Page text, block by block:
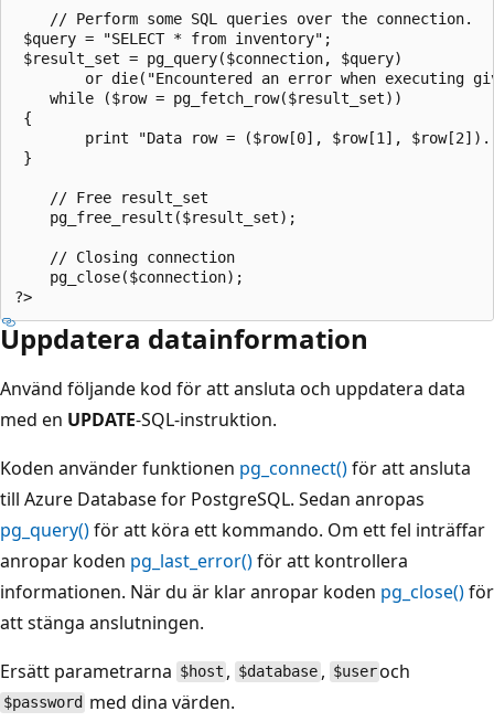
// Perform some SQL queries over the connection.
$query = "SELECT * from inventory";
$result_set = pg_query($connection, $query)
or die("Encountered an error when executing
while ($row = pg_fetch_row($result_set))
{
print "Data row = ($row[0], $row[1], $row[2]).
}
// Free result_set
pg_free_result($result_set);
// Closing connection
pg_close($connection);
Uppdatera datainformation
Använd följande kod för att ansluta och uppdatera data
med en UPDATE-SQL-instruktion.
Koden använder funktionen pg_connect()för att ansluta
till Azure Database for PostgreSQL. Sedan anropas
pg_query()för att köra ett kommando. Om ett fel inträffar
anropar koden pg_last_error()för att kontrollera
informationen. När du är klar anropar koden pg_close()för
att stänga anslutningen.
Ersätt parametrarna $host , $database , $useroch
$password med dina värden.